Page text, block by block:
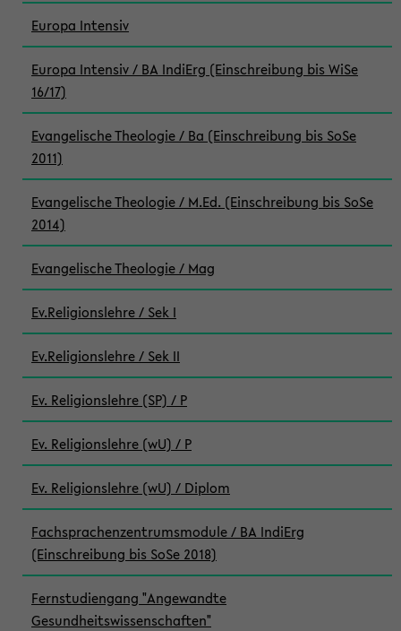
Europa Intensiv
Europa Intensiv / BA IndiErg (Einschreibung bis WiSe
16/17)
Evangelische Theologie / Ba (Einschreibung bis SoSe
2011)
Evangelische Theologie / M.Ed. (Einschreibung bis SoSe
2014)
Evangelische Theologie / Mag
Ev.Religionslehre / Sek I
Ev.Religionslehre / Sek II
Ev. Religionslehre (SP) / P
Ev. Religionslehre (wU) / P
Ev. Religionslehre (wU) / Diplom
Fachsprachenzentrumsmodule / BA IndiErg
(Einschreibung bis SoSe 2018)
Fernstudiengang "Angewandte
Gesundheitswissenschaften"